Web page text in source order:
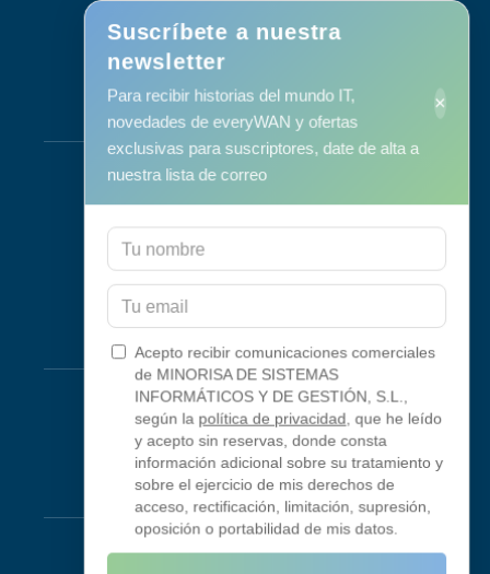
Servicios
Soporte y mantenimiento
Programa RID
Contacto
Conectividad
Looking Glass
Smokeping
Legal
Aviso Legal
Suscríbete a nuestra
newsletter
Para recibir historias del mundo IT,
novedades de everyWAN y ofertas
exclusivas para suscriptores, date de alta a
nuestra lista de correo
×
Acepto recibir comunicaciones comerciales
de MINORISA DE SISTEMAS
INFORMÁTICOS Y DE GESTIÓN, S.L.,
según la política de privacidad , que he leído
y acepto sin reservas, donde consta
información adicional sobre su tratamiento y
sobre el ejercicio de mis derechos de
acceso, rectificación, limitación, supresión,
oposición o portabilidad de mis datos.